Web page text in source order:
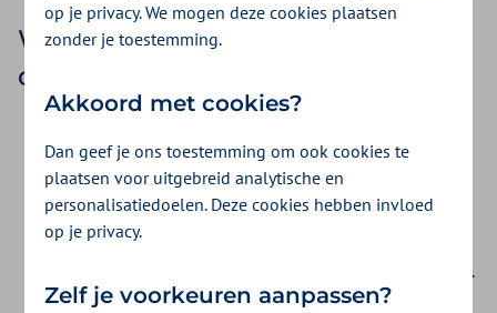
We maken voorwaarden volgens
de regels van de wet
vinden wij dit jammer. Maar we zijn dan niet
verantwoordelijk voor de gevolgen.
Ook als er een storing is, zijn wij niet verantwoordelijk
voor de gevolgen.
We mogen de inhoud van deze website altijd veranderen.
Als we een link maken naar een andere website, zijn we
op je privacy. We mogen deze cookies plaatsen
zonder je toestemming.
Akkoord met cookies?
Dan geef je ons toestemming om ook cookies te
plaatsen voor uitgebreid analytische en
personalisatiedoelen. Deze cookies hebben invloed
op je privacy.
Zelf je voorkeuren aanpassen?